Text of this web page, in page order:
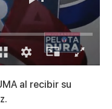
al recibir su